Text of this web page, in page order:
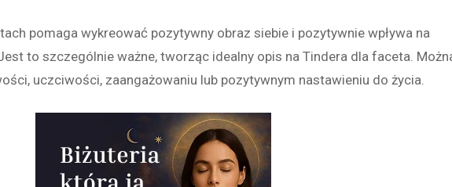
pomaga wykreować pozytywny obraz siebie i pozytywnie wpływa na
to szczególnie ważne, tworząc idealny opis na Tindera dla faceta.
uczciwości, zaangażowaniu lub pozytywnym nastawieniu do życia.